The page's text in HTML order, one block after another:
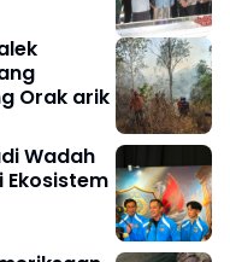
Orak arik
Wadah
Ekosistem